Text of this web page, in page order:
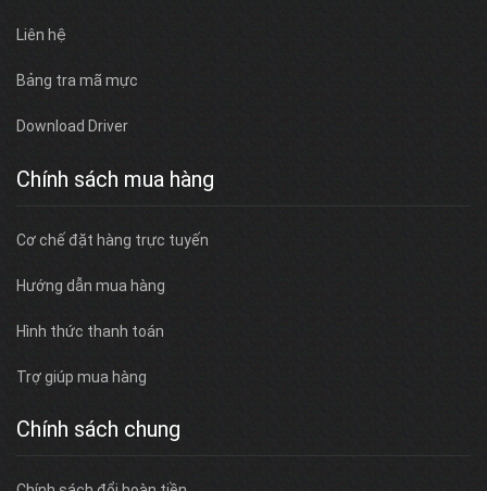
Liên hệ
Bảng tra mã mực
Download Driver
Chính sách mua hàng
Cơ chế đặt hàng trực tuyến
Hướng dẫn mua hàng
Hình thức thanh toán
Trợ giúp mua hàng
Chính sách chung